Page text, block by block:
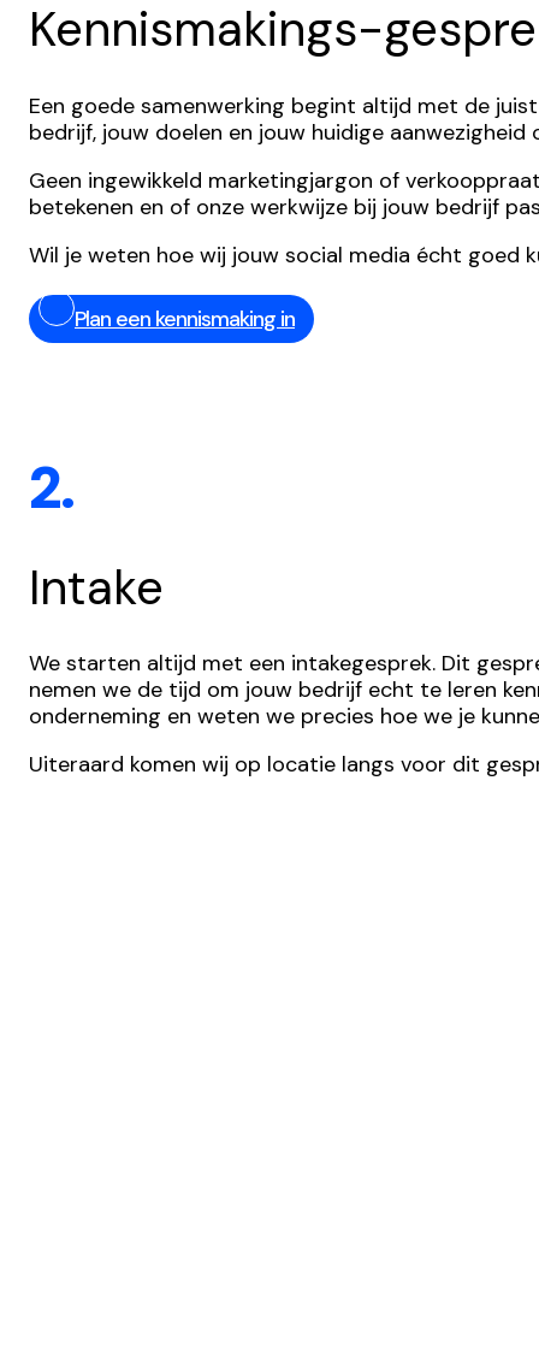
Kennismakings-
Een goede samenwerking begint altijd met de
bedrijf, jouw doelen en jouw huidige
Geen ingewikkeld marketingjargon of
betekenen en of onze werkwijze bij jouw bedrijf
Wil je weten hoe wij jouw social media écht goed
Plan een kennismaking in
2.
Intake
We starten altijd met een intakegesprek. Dit
nemen we de tijd om jouw bedrijf echt te leren
onderneming en weten we precies hoe we je
Uiteraard komen wij op locatie langs voor dit